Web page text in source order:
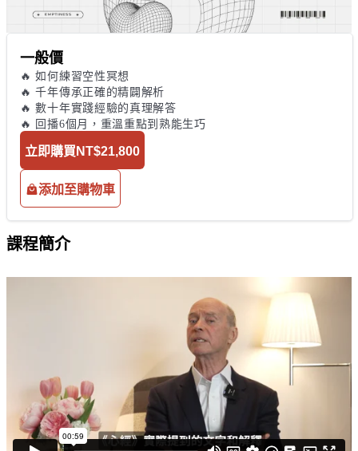
一般價
🔥 如何練習空性冥想
🔥 千年傳承正確的精闢解析
🔥 數十年實踐經驗的真理解答
🔥 回播6個月，重溫重點到熟能生巧
立即購買 NT$21,800
添加至購物車
課程簡介